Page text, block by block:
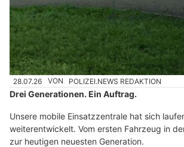
28.07.26 VON POLIZEI.NEWS REDAKTION
Drei Generationen. Ein Auftrag.
Unsere mobile Einsatzzentrale hat sich
weiterentwickelt. Vom ersten Fahrzeug in
zur heutigen neuesten Generation.